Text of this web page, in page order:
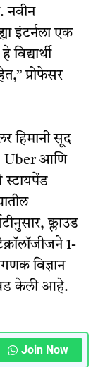
नवीन
इंटर्नला एक
प्रोफेसर
हिमानी सूद
Uber आणि
स्टायपेंड
क्लाउड
1-
विज्ञान
केली आहे.
Join Now